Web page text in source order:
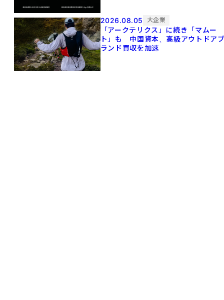
2026.08.05 大企業
「アークテリクス」に続き「マムー
ト」も 中国資本、高級アウトドア
ランド買収を加速